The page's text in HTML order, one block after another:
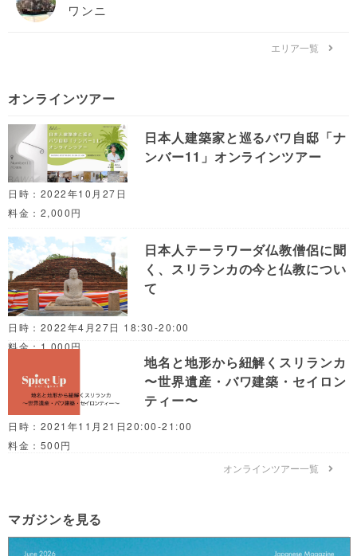
ワンニ
エリア一覧
オンラインツアー
日本人建築家と巡るバワ自邸「ナ
ンバー11」オンラインツアー
日時：2022年10月27日
料金：2,000円
日本人テーラワーダ仏教僧侶に聞
く、スリランカの今と仏教につい
て
日時：2022年4月27日 18:30-20:00
料金：1,000円
地名と地形から紐解くスリランカ
〜世界遺産・バワ建築・セイロン
ティー〜
日時：2021年11月21日20:00-21:00
料金：500円
オンラインツアー一覧
マガジンを見る